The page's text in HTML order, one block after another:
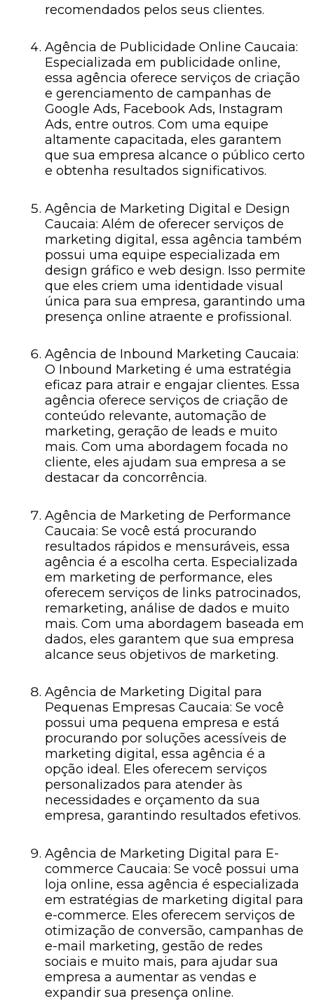
recomendados pelos seus clientes.
Agência de Publicidade Online Caucaia:
Especializada em publicidade online,
essa agência oferece serviços de criação
e gerenciamento de campanhas de
Google Ads, Facebook Ads, Instagram
Ads, entre outros. Com uma equipe
altamente capacitada, eles garantem
que sua empresa alcance o público certo
e obtenha resultados significativos.
Agência de Marketing Digital e Design
Caucaia: Além de oferecer serviços de
marketing digital, essa agência também
possui uma equipe especializada em
design gráfico e web design. Isso permite
que eles criem uma identidade visual
única para sua empresa, garantindo uma
presença online atraente e profissional.
Agência de Inbound Marketing Caucaia:
O Inbound Marketing é uma estratégia
eficaz para atrair e engajar clientes. Essa
agência oferece serviços de criação de
conteúdo relevante, automação de
marketing, geração de leads e muito
mais. Com uma abordagem focada no
cliente, eles ajudam sua empresa a se
destacar da concorrência.
Agência de Marketing de Performance
Caucaia: Se você está procurando
resultados rápidos e mensuráveis, essa
agência é a escolha certa. Especializada
em marketing de performance, eles
oferecem serviços de links patrocinados,
remarketing, análise de dados e muito
mais. Com uma abordagem baseada em
dados, eles garantem que sua empresa
alcance seus objetivos de marketing.
Agência de Marketing Digital para
Pequenas Empresas Caucaia: Se você
possui uma pequena empresa e está
procurando por soluções acessíveis de
marketing digital, essa agência é a
opção ideal. Eles oferecem serviços
personalizados para atender às
necessidades e orçamento da sua
empresa, garantindo resultados efetivos.
Agência de Marketing Digital para E-
commerce Caucaia: Se você possui uma
loja online, essa agência é especializada
em estratégias de marketing digital para
e-commerce. Eles oferecem serviços de
otimização de conversão, campanhas de
e-mail marketing, gestão de redes
sociais e muito mais, para ajudar sua
empresa a aumentar as vendas e
expandir sua presença online.